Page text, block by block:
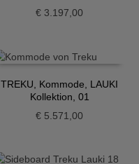
€ 3.197,00
TREKU, Kommode, LAUKI
Kollektion, 01
€ 5.571,00